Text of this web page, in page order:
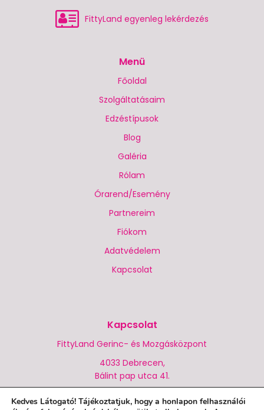
FittyLand egyenleg lekérdezés
Menü
Főoldal
Szolgáltatásaim
Edzéstípusok
Blog
Galéria
Rólam
Órarend/Esemény
Partnereim
Fiókom
Adatvédelem
Kapcsolat
Kapcsolat
FittyLand Gerinc- és Mozgásközpont
4033 Debrecen,
Bálint pap utca 41.
Kedves Látogató! Tájékoztatjuk, hogy a honlapon felhasználói